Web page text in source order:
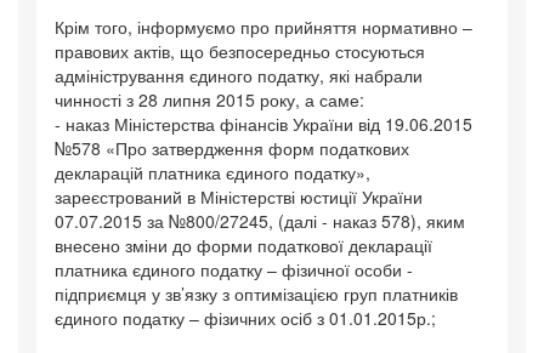
Крім того, інформуємо про прийняття нормативно –
правових актів, що безпосередньо стосуються
адміністрування єдиного податку, які набрали
чинності з 28 липня 2015 року, а саме:
- наказ Міністерства фінансів України від 19.06.2015
№578 «Про затвердження форм податкових
декларацій платника єдиного податку»,
зареєстрований в Міністерстві юстиції України
07.07.2015 за №800/27245, (далі - наказ 578), яким
внесено зміни до форми податкової декларації
платника єдиного податку – фізичної особи -
підприємця у зв’язку з оптимізацією груп платників
єдиного податку – фізичних осіб з 01.01.2015р.;